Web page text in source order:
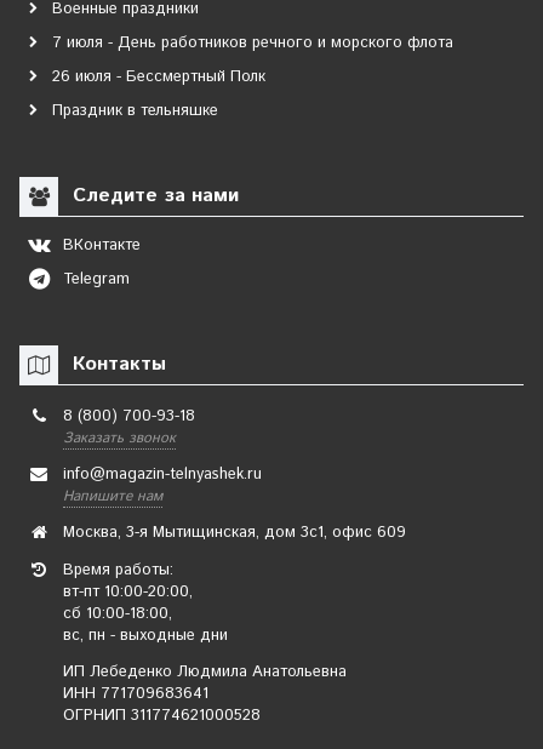
Военные праздники
7 июля - День работников речного и морского флота
26 июля - Бессмертный Полк
Праздник в тельняшке
Следите за нами
ВКонтакте
Telegram
Контакты
8 (800) 700-93-18
Заказать звонок
info@magazin-telnyashek.ru
Напишите нам
Москва, 3-я Мытищинская, дом 3с1, офис 609
Время работы:
вт-пт 10:00-20:00,
сб 10:00-18:00,
вс, пн - выходные дни
ИП Лебеденко Людмила Анатольевна
ИНН 771709683641
ОГРНИП 311774621000528